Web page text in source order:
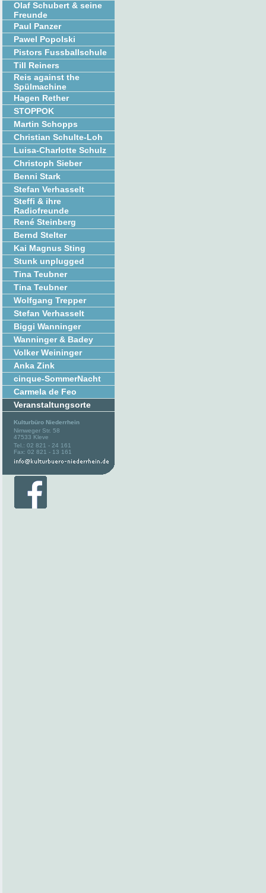
Olaf Schubert & seine
Freunde
Paul Panzer
Pawel Popolski
Pistors Fussballschule
Till Reiners
Reis against the
Spülmachine
Hagen Rether
STOPPOK
Martin Schopps
Christian Schulte-Loh
Luisa-Charlotte Schulz
Christoph Sieber
Benni Stark
Stefan Verhasselt
Steffi & ihre
Radiofreunde
René Steinberg
Bernd Stelter
Kai Magnus Sting
Stunk unplugged
Tina Teubner
Tina Teubner
Wolfgang Trepper
Stefan Verhasselt
Biggi Wanninger
Wanninger & Badey
Volker Weininger
Anka Zink
cinque-SommerNacht
Carmela de Feo
Veranstaltungsorte
Kulturbüro Niederrhein
Nimweger Str. 58
47533 Kleve
Tel.: 02 821 - 24 161
Fax: 02 821 - 13 161